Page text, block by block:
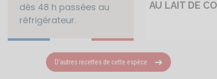
dès 48 h passées au
réfrigérateur.
AU LAIT DE
D'autres recettes de cette espèce